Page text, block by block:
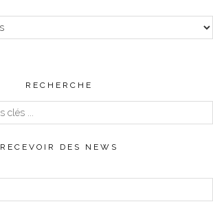
RECHERCHE
RECEVOIR DES NEWS